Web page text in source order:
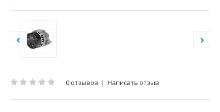
0 отзывов | Написать отзыв